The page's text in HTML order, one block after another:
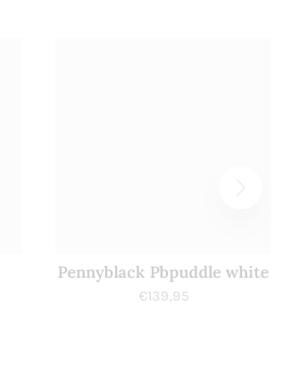
Pennyblack Pbpuddle white
€139,95